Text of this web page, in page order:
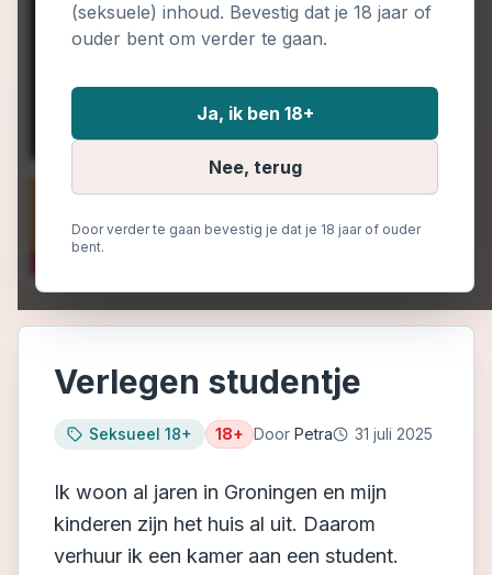
(seksuele) inhoud. Bevestig dat je 18 jaar of
ouder bent om verder te gaan.
Ja, ik ben 18+
Nee, terug
Door verder te gaan bevestig je dat je 18 jaar of ouder
bent.
Verlegen studentje
Seksueel 18+ 18+ Door Petra 31 juli 2025
Ik woon al jaren in Groningen en mijn
kinderen zijn het huis al uit. Daarom
verhuur ik een kamer aan een student.